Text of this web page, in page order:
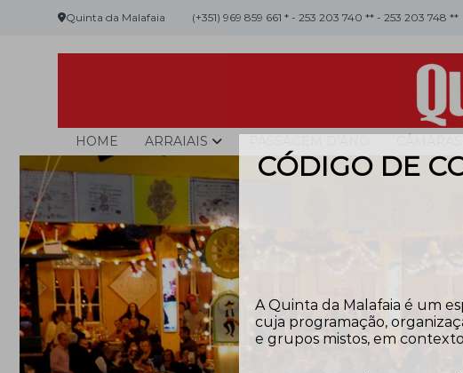
Quinta da Malafaia (+351) 969 859 661 * - 253 203 740 ** - 253 203 748 **
Malafaia
O
maior
arraial
minhoto
país
HOME ARRAIAIS
CÓDIGO DE
A Quinta da Malafaia é um
cuja programação,
e grupos mistos, em